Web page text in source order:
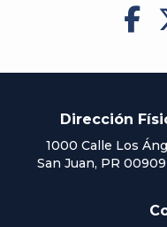

Dirección
1000 Calle Los
San Juan, PR